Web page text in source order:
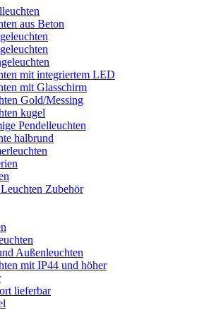
aus Beton
mit integriertem LED
mit Glasschirm
Gold/Messing
kugel
Pendelleuchten
halbrund
Zubehör
Außenleuchten
mit IP44 und höher
lieferbar